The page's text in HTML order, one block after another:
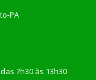
PA
7h30 às 13h30